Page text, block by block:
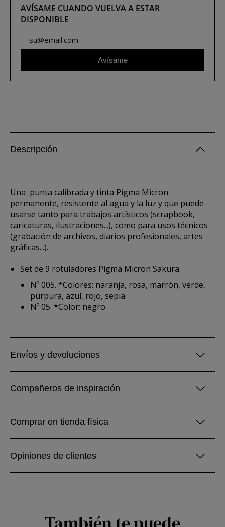
AVÍSAME CUANDO VUELVA A ESTAR
DISPONIBLE
Avísame
Descripción
Una punta calibrada y tinta Pigma Micron
permanente, resistente al agua y la luz y que puede
usarse tanto para trabajos artísticos (scrapbook,
caricaturas, ilustraciones...), como para usos técnicos
(grabación de archivos, diarios profesionales, artes
gráficas...).
Set de 9 rotuladores Pigma Micron Sakura.
Nº 005. *Colores: naranja, rosa, marrón, verde,
púrpura, azul, rojo, sepia.
Nº 05. *Color: negro.
Envíos y devoluciones
Compañeros de inspiración
Comprar en tienda física
Opiniones de clientes